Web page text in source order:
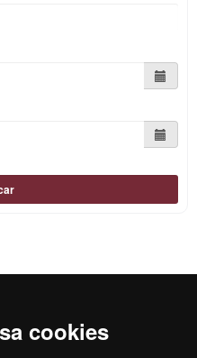
cookies
HR